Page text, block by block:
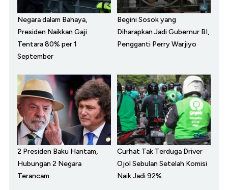
Negara dalam Bahaya,
Presiden Naikkan Gaji
Tentara 80% per 1
September
Begini Sosok yang
Diharapkan Jadi Gubernur BI,
Pengganti Perry Warjiyo
2 Presiden Baku Hantam,
Hubungan 2 Negara
Terancam
Curhat Tak Terduga Driver
Ojol Sebulan Setelah Komisi
Naik Jadi 92%